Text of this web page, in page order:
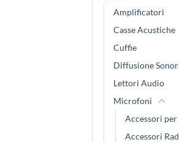
Amplificatori
Casse Acustiche
Cuffie
Diffusione
Lettori Audio
Microfoni
Accessori
Accessori